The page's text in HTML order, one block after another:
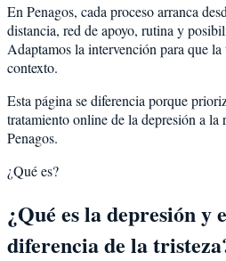
En Penagos, cada proceso arranca
distancia, red de apoyo, rutina y
Adaptamos la intervención para que
contexto.
Esta página se diferencia porque
tratamiento online de la depresión a la
Penagos.
¿Qué es?
¿Qué es la depresión y
diferencia de la